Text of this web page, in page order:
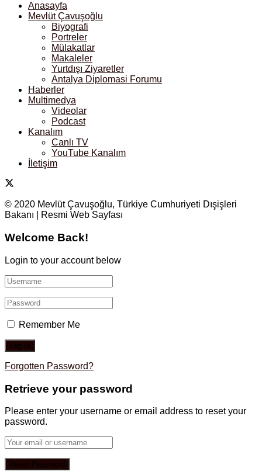
Anasayfa
Mevlüt Çavuşoğlu
Biyografi
Portreler
Mülakatlar
Makaleler
Yurtdışı Ziyaretler
Antalya Diplomasi Forumu
Haberler
Multimedya
Videolar
Podcast
Kanalım
Canlı TV
YouTube Kanalım
İletişim
© 2020 Mevlüt Çavuşoğlu, Türkiye Cumhuriyeti Dışişleri
Bakanı | Resmi Web Sayfası
Welcome Back!
Login to your account below
Remember Me
Forgotten Password?
Retrieve your password
Please enter your username or email address to reset your
password.